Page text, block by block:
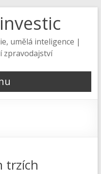
umělá inteligence |
zpravodajství
trzích